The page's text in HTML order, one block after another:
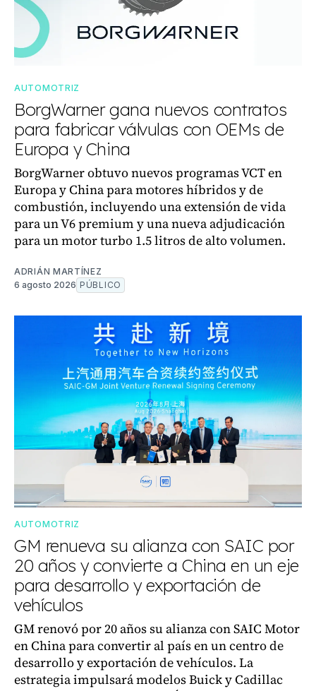
AUTOMOTRIZ
BorgWarner gana nuevos contratos
para fabricar válvulas con OEMs de
Europa y China
BorgWarner obtuvo nuevos programas VCT en
Europa y China para motores híbridos y de
combustión, incluyendo una extensión de vida
para un V6 premium y una nueva adjudicación
para un motor turbo 1.5 litros de alto volumen.
ADRIÁN MARTÍNEZ
6 agosto 2026 PÚBLICO
AUTOMOTRIZ
GM renueva su alianza con SAIC por
20 años y convierte a China en un eje
para desarrollo y exportación de
vehículos
GM renovó por 20 años su alianza con SAIC Motor
en China para convertir al país en un centro de
desarrollo y exportación de vehículos. La
estrategia impulsará modelos Buick y Cadillac